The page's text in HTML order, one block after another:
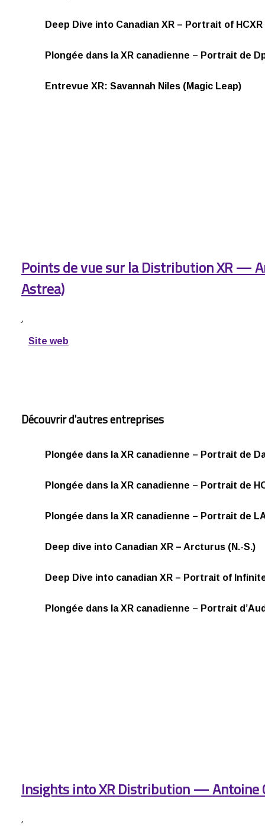
Deep Dive into Canadian XR – Portrait of HCXR
Plongée dans la XR canadienne – Portrait de
Entrevue XR: Savannah Niles (Magic Leap)
Points de vue sur la Distribution XR —
Astrea)
,
Site web
Découvrir d'autres entreprises
Plongée dans la XR canadienne – Portrait de
Plongée dans la XR canadienne – Portrait de
Plongée dans la XR canadienne – Portrait de
Deep dive into Canadian XR – Arcturus (N.-S.)
Deep Dive into canadian XR – Portrait of
Plongée dans la XR canadienne – Portrait
Insights into XR Distribution — Antoine
,